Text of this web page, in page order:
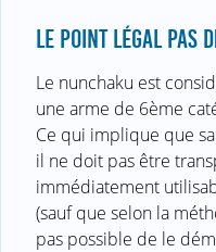
LE POINT LÉGAL PAS
Le nunchaku est
une arme de 6ème
Ce qui implique que
il ne doit pas être
immédiatement
(sauf que selon la
pas possible de le